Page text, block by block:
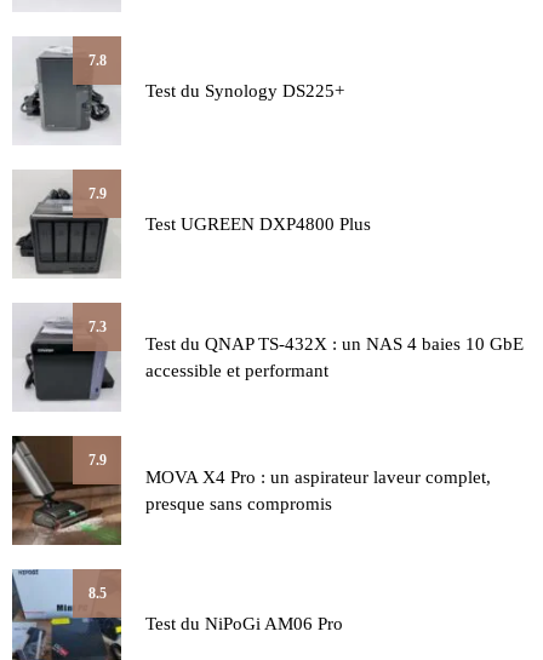
7.8
Test du Synology DS225+
7.9
Test UGREEN DXP4800 Plus
7.3
Test du QNAP TS-432X : un NAS 4 baies 10 GbE
accessible et performant
7.9
MOVA X4 Pro : un aspirateur laveur complet,
presque sans compromis
8.5
Test du NiPoGi AM06 Pro